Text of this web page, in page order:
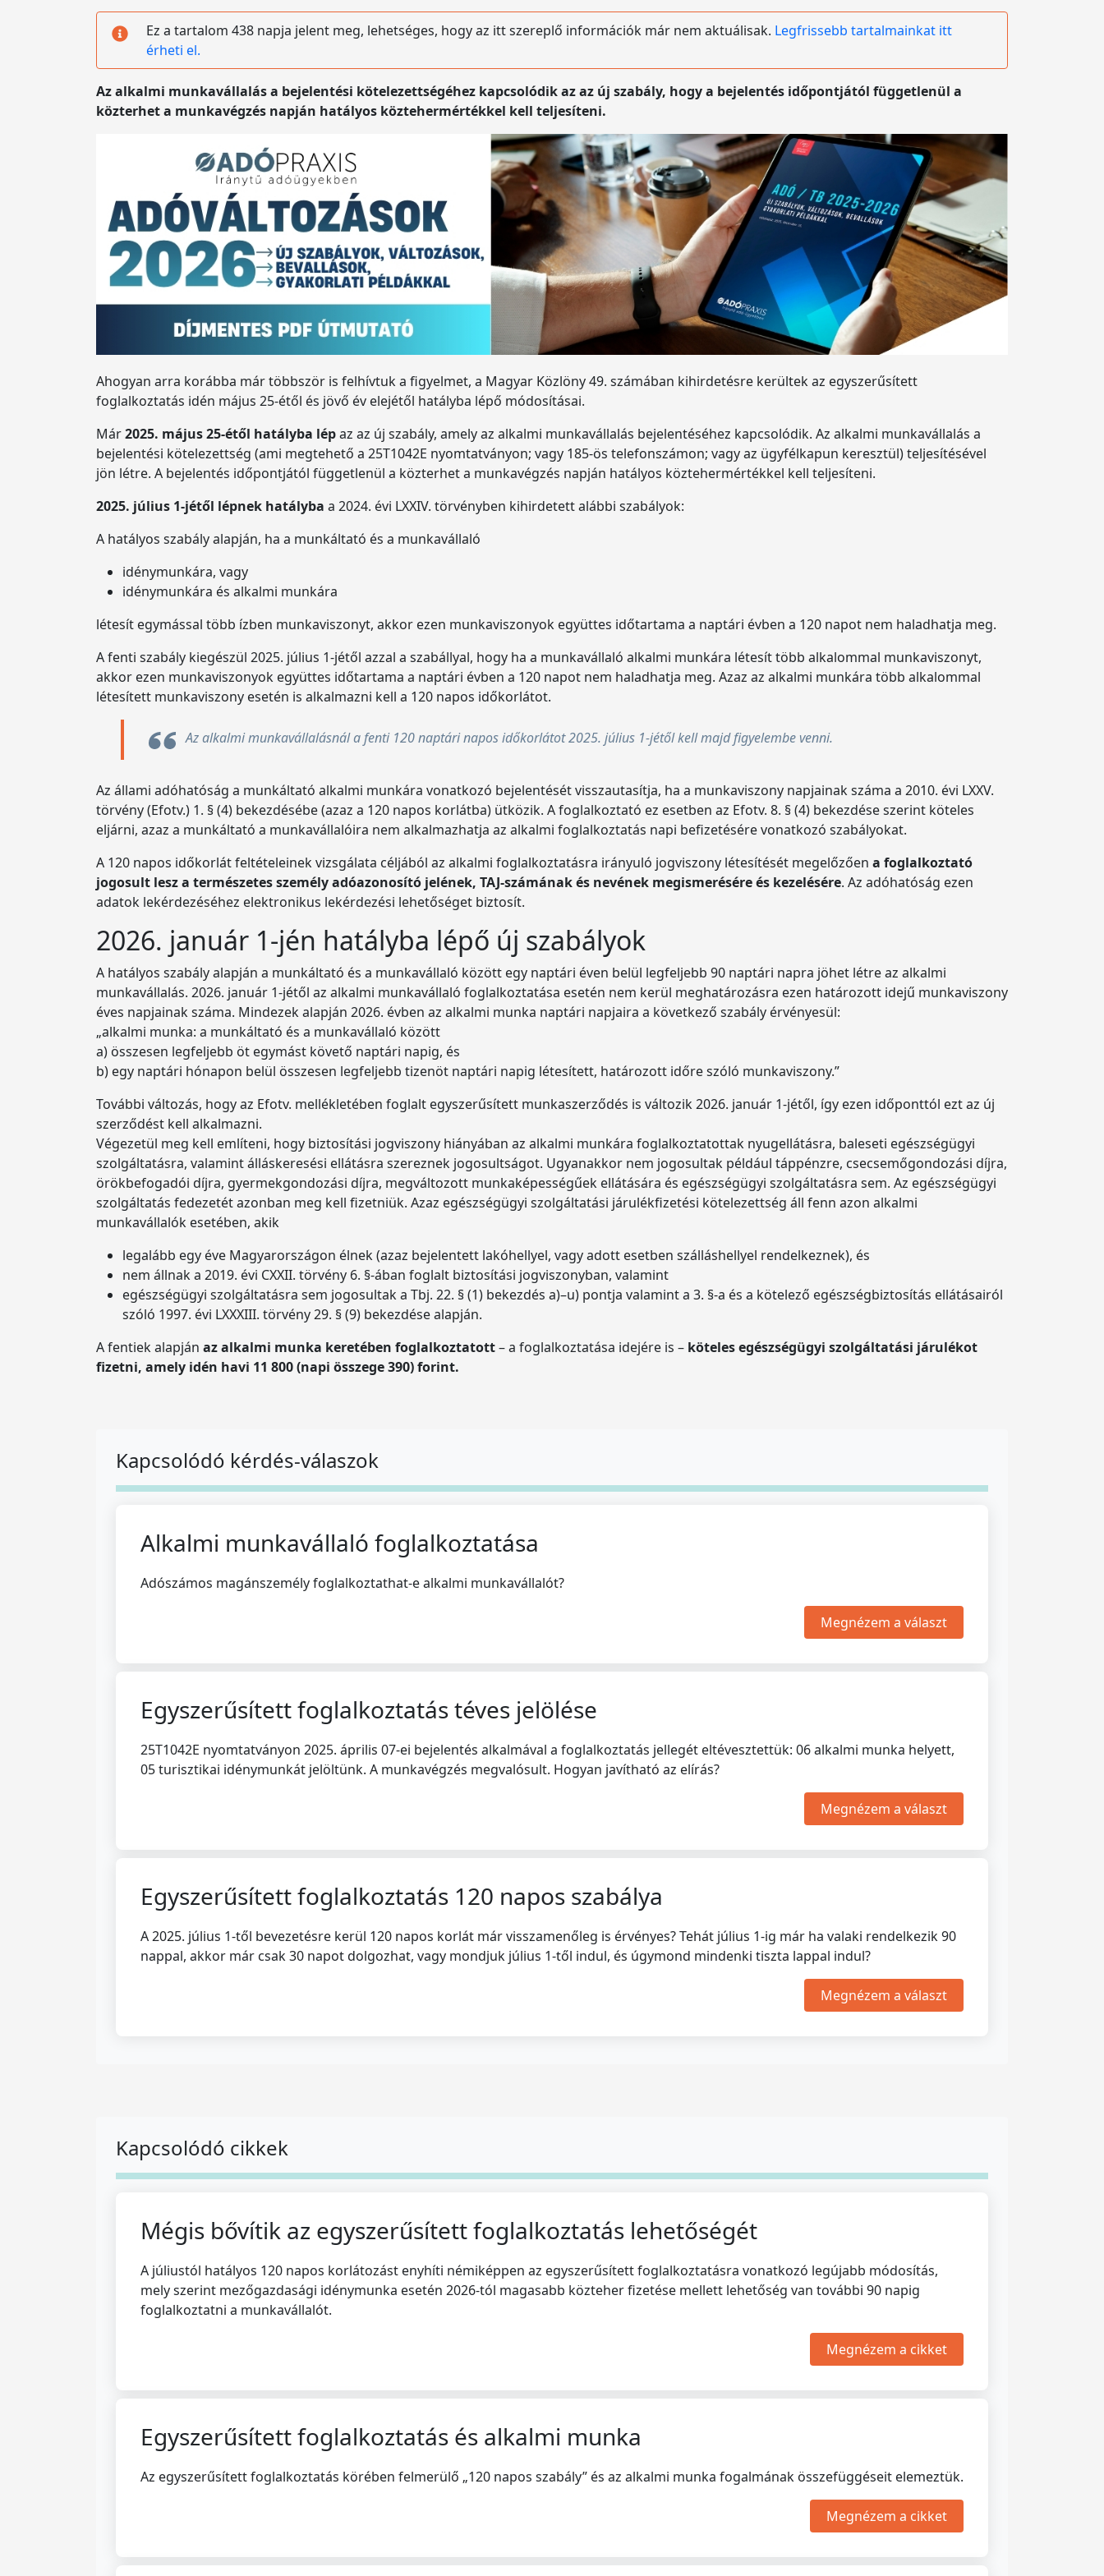
Ez a tartalom 438 napja jelent meg, lehetséges, hogy az itt szereplő információk már nem aktuálisak. Legfrissebb tartalmainkat itt
érheti el.
Az alkalmi munkavállalás a bejelentési kötelezettségéhez kapcsolódik az az új szabály, hogy a bejelentés időpontjától függetlenül a
közterhet a munkavégzés napján hatályos köztehermértékkel kell teljesíteni.
Ahogyan arra korábba már többször is felhívtuk a figyelmet, a Magyar Közlöny 49. számában kihirdetésre kerültek az egyszerűsített
foglalkoztatás idén május 25-étől és jövő év elejétől hatályba lépő módosításai.
Már2025. május 25-étől hatályba lépaz az új szabály, amely az alkalmi munkavállalás bejelentéséhez kapcsolódik. Az alkalmi munkavállalás a
bejelentési kötelezettség (ami megtehető a 25T1042E nyomtatványon; vagy 185-ös telefonszámon; vagy az ügyfélkapun keresztül) teljesítésével
jön létre. A bejelentés időpontjától függetlenül a közterhet a munkavégzés napján hatályos köztehermértékkel kell teljesíteni.
2025. július 1-jétől lépnek hatályba a 2024. évi LXXIV. törvényben kihirdetett alábbi szabályok:
A hatályos szabály alapján, ha a munkáltató és a munkavállaló
idénymunkára, vagy
idénymunkára és alkalmi munkára
létesít egymással több ízben munkaviszonyt, akkor ezen munkaviszonyok együttes időtartama a naptári évben a 120 napot nem haladhatja meg.
A fenti szabály kiegészül 2025. július 1-jétől azzal a szabállyal, hogy ha a munkavállaló alkalmi munkára létesít több alkalommal munkaviszonyt,
akkor ezen munkaviszonyok együttes időtartama a naptári évben a 120 napot nem haladhatja meg. Azaz az alkalmi munkára több alkalommal
létesített munkaviszony esetén is alkalmazni kell a 120 napos időkorlátot.
Az alkalmi munkavállalásnál a fenti 120 naptári napos időkorlátot 2025. július 1-jétől kell majd figyelembe venni.
Az állami adóhatóság a munkáltató alkalmi munkára vonatkozó bejelentését visszautasítja, ha a munkaviszony napjainak száma a 2010. évi LXXV.
törvény (Efotv.) 1. § (4) bekezdésébe (azaz a 120 napos korlátba) ütközik. A foglalkoztató ez esetben az Efotv. 8. § (4) bekezdése szerint köteles
eljárni, azaz a munkáltató a munkavállalóira nem alkalmazhatja az alkalmi foglalkoztatás napi befizetésére vonatkozó szabályokat.
A 120 napos időkorlát feltételeinek vizsgálata céljából az alkalmi foglalkoztatásra irányuló jogviszony létesítését megelőzően a foglalkoztató
jogosult lesz a természetes személy adóazonosító jelének, TAJ-számának és nevének megismerésére és kezelésére. Az adóhatóság ezen
adatok lekérdezéséhez elektronikus lekérdezési lehetőséget biztosít.
2026. január 1-jén hatályba lépő új szabályok
A hatályos szabály alapján a munkáltató és a munkavállaló között egy naptári éven belül legfeljebb 90 naptári napra jöhet létre az alkalmi
munkavállalás. 2026. január 1-jétől az alkalmi munkavállaló foglalkoztatása esetén nem kerül meghatározásra ezen határozott idejű munkaviszony
éves napjainak száma. Mindezek alapján 2026. évben az alkalmi munka naptári napjaira a következő szabály érvényesül:
„alkalmi munka: a munkáltató és a munkavállaló között
a) összesen legfeljebb öt egymást követő naptári napig, és
b) egy naptári hónapon belül összesen legfeljebb tizenöt naptári napig létesített, határozott időre szóló munkaviszony.”
További változás, hogy az Efotv. mellékletében foglalt egyszerűsített munkaszerződés is változik 2026. január 1-jétől, így ezen időponttól ezt az új
szerződést kell alkalmazni.
Végezetül meg kell említeni, hogy biztosítási jogviszony hiányában az alkalmi munkára foglalkoztatottak nyugellátásra, baleseti egészségügyi
szolgáltatásra, valamint álláskeresési ellátásra szereznek jogosultságot. Ugyanakkor nem jogosultak például táppénzre, csecsemőgondozási díjra,
örökbefogadói díjra, gyermekgondozási díjra, megváltozott munkaképességűek ellátására és egészségügyi szolgáltatásra sem. Az egészségügyi
szolgáltatás fedezetét azonban meg kell fizetniük. Azaz egészségügyi szolgáltatási járulékfizetési kötelezettség áll fenn azon alkalmi
munkavállalók esetében, akik
legalább egy éve Magyarországon élnek (azaz bejelentett lakóhellyel, vagy adott esetben szálláshellyel rendelkeznek), és
nem állnak a 2019. évi CXXII. törvény 6. §-ában foglalt biztosítási jogviszonyban, valamint
egészségügyi szolgáltatásra sem jogosultak a Tbj. 22. § (1) bekezdés a)–u) pontja valamint a 3. §-a és a kötelező egészségbiztosítás ellátásairól
szóló 1997. évi LXXXIII. törvény 29. § (9) bekezdése alapján.
A fentiek alapján az alkalmi munka keretében foglalkoztatott– a foglalkoztatása idejére is – köteles egészségügyi szolgáltatási járulékot
fizetni, amely idén havi 11 800 (napi összege 390) forint.
Kapcsolódó kérdés-válaszok
Alkalmi munkavállaló foglalkoztatása
Adószámos magánszemély foglalkoztathat-e alkalmi munkavállalót?
Megnézem a választ
Egyszerűsített foglalkoztatás téves jelölése
25T1042E nyomtatványon 2025. április 07-ei bejelentés alkalmával a foglalkoztatás jellegét eltévesztettük: 06 alkalmi munka helyett,
05 turisztikai idénymunkát jelöltünk. A munkavégzés megvalósult. Hogyan javítható az elírás?
Megnézem a választ
Egyszerűsített foglalkoztatás 120 napos szabálya
A 2025. július 1-től bevezetésre kerül 120 napos korlát már visszamenőleg is érvényes? Tehát július 1-ig már ha valaki rendelkezik 90
nappal, akkor már csak 30 napot dolgozhat, vagy mondjuk július 1-től indul, és úgymond mindenki tiszta lappal indul?
Megnézem a választ
Kapcsolódó cikkek
Mégis bővítik az egyszerűsített foglalkoztatás lehetőségét
A júliustól hatályos 120 napos korlátozást enyhíti némiképpen az egyszerűsített foglalkoztatásra vonatkozó legújabb módosítás,
mely szerint mezőgazdasági idénymunka esetén 2026-tól magasabb közteher fizetése mellett lehetőség van további 90 napig
foglalkoztatni a munkavállalót.
Megnézem a cikket
Egyszerűsített foglalkoztatás és alkalmi munka
Az egyszerűsített foglalkoztatás körében felmerülő „120 napos szabály” és az alkalmi munka fogalmának összefüggéseit elemeztük.
Megnézem a cikket